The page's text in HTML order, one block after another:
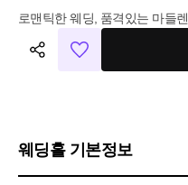
로맨틱한 웨딩, 품격있는 마들
웨딩홀 기본정보